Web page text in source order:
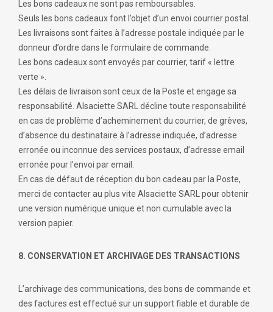
Les bons cadeaux ne sont pas remboursables.
Seuls les bons cadeaux font l’objet d’un envoi courrier postal.
Les livraisons sont faites à l’adresse postale indiquée par le
donneur d’ordre dans le formulaire de commande.
Les bons cadeaux sont envoyés par courrier, tarif « lettre
verte ».
Les délais de livraison sont ceux de la Poste et engage sa
responsabilité. Alsaciette SARL décline toute responsabilité
en cas de problème d’acheminement du courrier, de grèves,
d’absence du destinataire à l’adresse indiquée, d’adresse
erronée ou inconnue des services postaux, d’adresse email
erronée pour l’envoi par email.
En cas de défaut de réception du bon cadeau par la Poste,
merci de contacter au plus vite Alsaciette SARL pour obtenir
une version numérique unique et non cumulable avec la
version papier.
8. CONSERVATION ET ARCHIVAGE DES TRANSACTIONS
L’archivage des communications, des bons de commande et
des factures est effectué sur un support fiable et durable de